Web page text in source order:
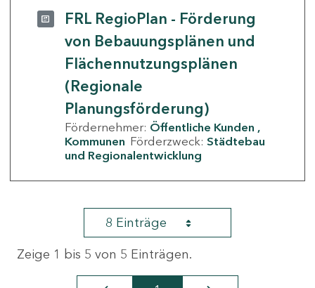
FRL RegioPlan - Förderung
von Bebauungsplänen und
Flächennutzungsplänen
(Regionale
Planungsförderung)
Fördernehmer: Öffentliche Kunden
Kommunen Förderzweck: Städtebau
und Regionalentwicklung
8 Einträge
Zeige 1 bis 5 von 5 Einträgen.